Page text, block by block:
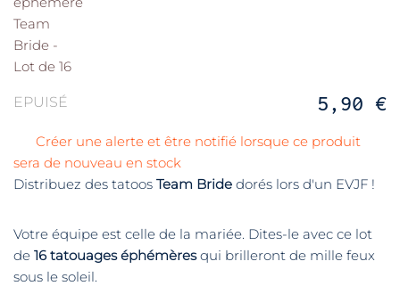
5,90 €
EPUISÉ
Créer une alerte et être notifié lorsque ce produit
sera de nouveau en stock
Distribuez des tatoos Team Bride dorés lors d'un EVJF !
Votre équipe est celle de la mariée. Dites-le avec ce lot
de 16 tatouages éphémèresqui brilleront de mille feux
sous le soleil.